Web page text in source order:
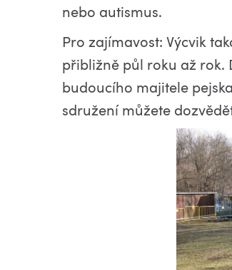
nebo autismus.
Pro zajímavost: Výcvik
přibližně půl roku až rok.
budoucího majitele
sdružení můžete